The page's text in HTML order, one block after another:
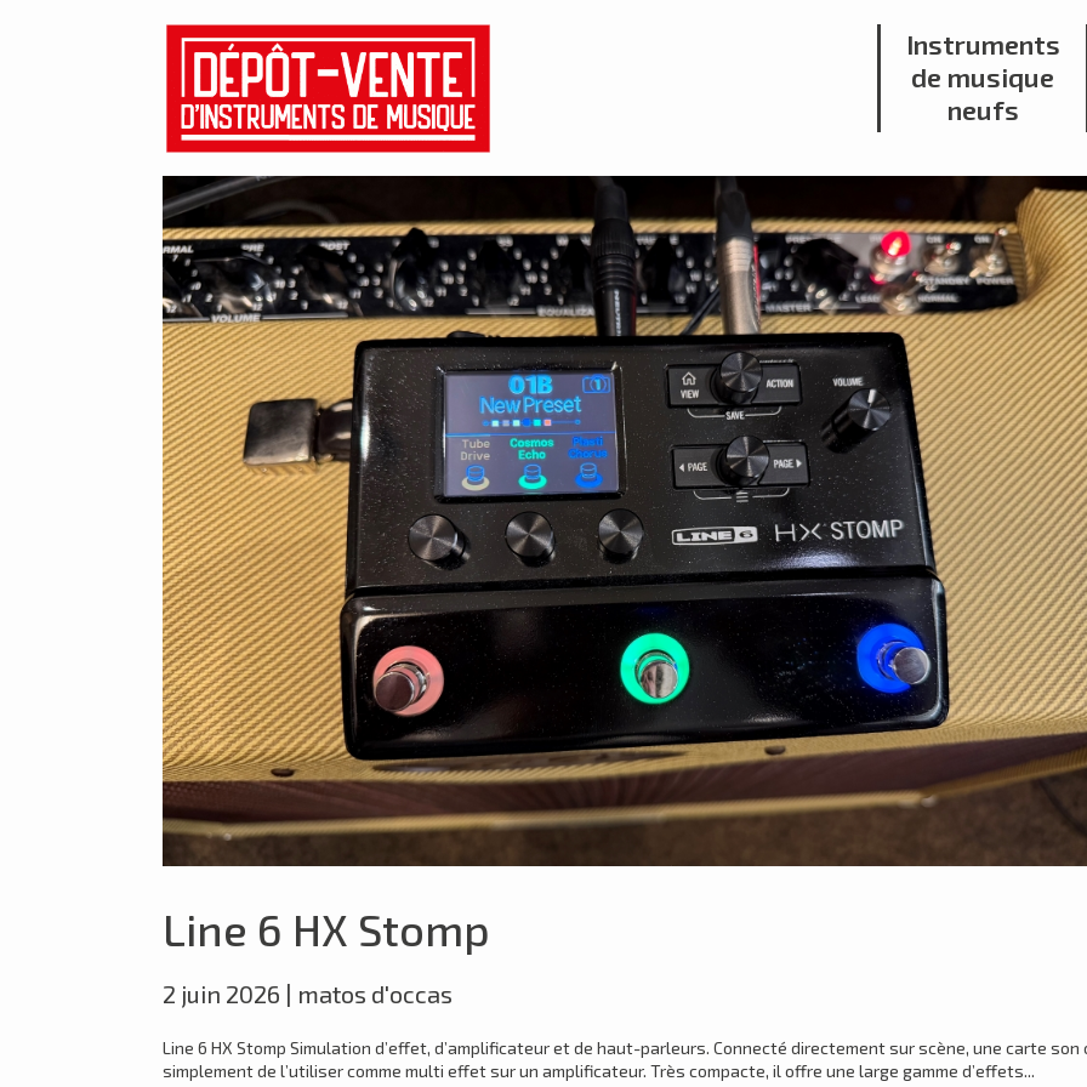
Instruments
de musique
neufs
Line 6 HX Stomp
2 juin 2026 | matos d'occas
Line 6 HX Stomp Simulation d’effet, d’amplificateur et de haut-parleurs. Connecté directement sur scène, une carte son
simplement de l’utiliser comme multi effet sur un amplificateur. Très compacte, il offre une large gamme d’effets...